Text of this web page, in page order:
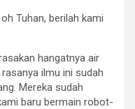
Tuhan, berilah kami
hangatnya air
ilmu ini sudah
Mereka sudah
baru bermain robot-